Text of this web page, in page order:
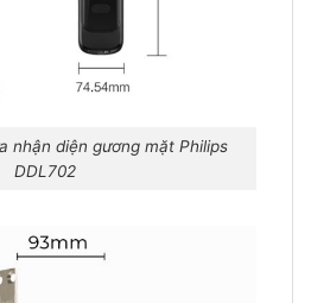
nhận diện gương mặt Philips
DDL702